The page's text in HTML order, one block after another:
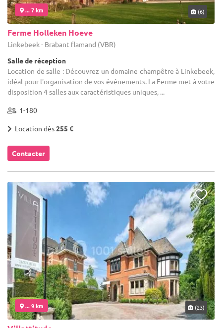
... 7 km (6)
Ferme Holleken Hoeve
Linkebeek - Brabant flamand (VBR)
Salle de réception
Location de salle : Découvrez un domaine champêtre à Linkebeek,
idéal pour l'organisation de vos événements. La Ferme met à votre
disposition 4 salles aux caractéristiques uniques, ...
1-180
Location dès255 €
Contacter
... 9 km (23)